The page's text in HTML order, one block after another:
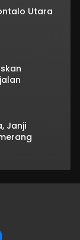
Utara
Janji